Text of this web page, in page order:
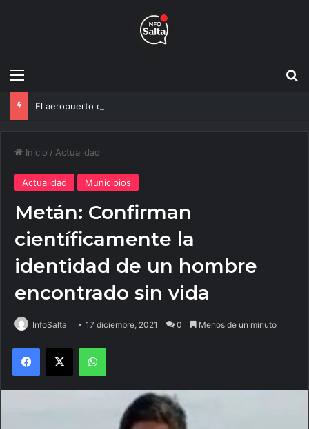
Menú
Inicio / Actualidad
Actualidad Municipios
Metán: Confirman
científicamente la
identidad de un hombre
encontrado sin vida
InfoSalta 17 diciembre, 2021 0 Menos de un minuto
Facebook
X WhatsApp